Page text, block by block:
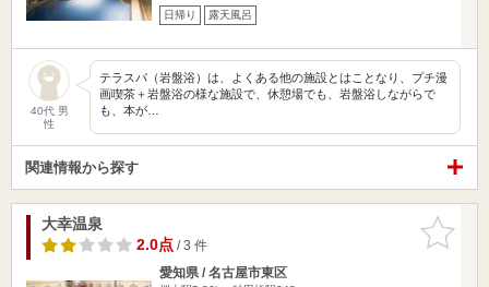
日帰り 露天風呂
40代 男
性
テラスパ（岩盤浴）は、よくある他の施設とはことなり、プチ漫
画喫茶＋岩盤浴の様な施設で、休憩場でも、岩盤浴しながらで
も、本が…
関連情報から探す
お気に入
りに追加
大幸温泉
2.0点/ 3 件
愛知県 / 名古屋市東区